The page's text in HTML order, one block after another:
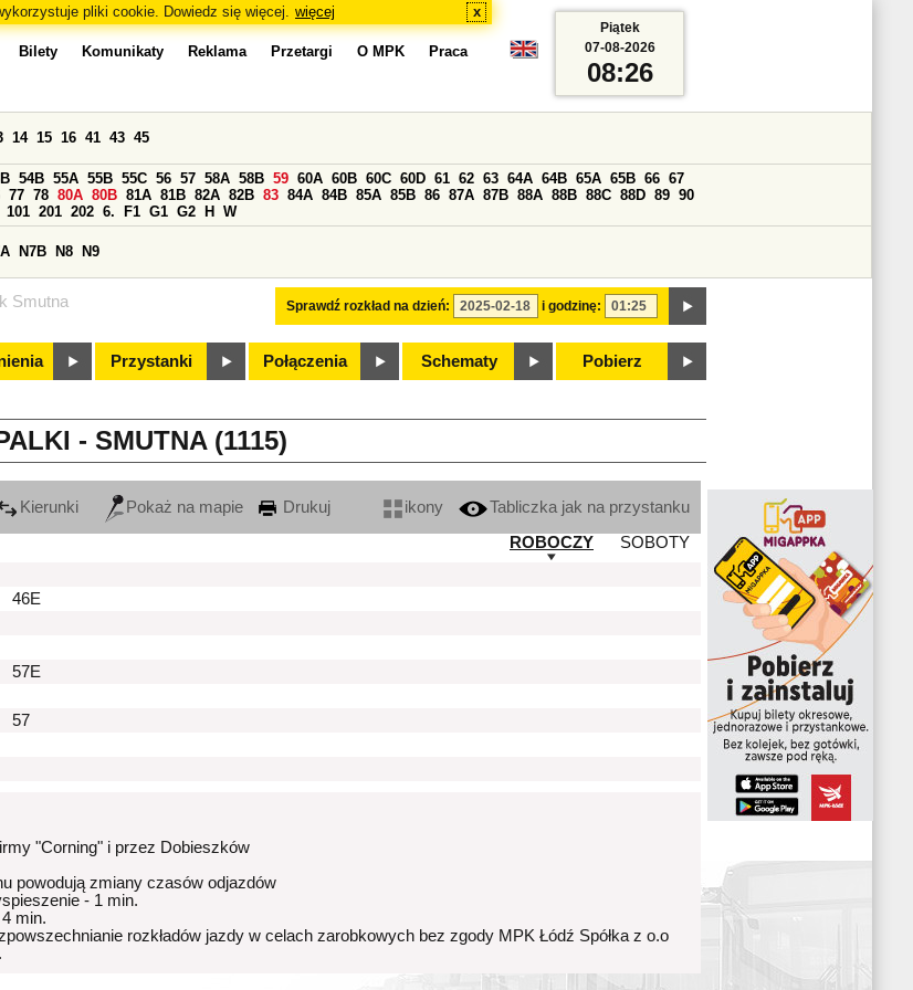
pliki cookie. Dowiedz się więcej. więcej x
Smutna
Bilety Komunikaty Reklama Przetargi O MPK Praca
Sprawdź rozkład na dzień: i godzinę:
14 15 16 41 43 45
54B 55A 55B 55C 56 57 58A 58B 59 60A 60B 60C 60D 61 62 63 64A 64B 65A 65B 66 67
77 78 80A 80B 81A 81B 82A 82B 83 84A 84B 85A 85B 86 87A 87B 88A 88B 88C 88D 89 90
101 201 202 6. F1 G1 G2 H W
N7B N8 N9
Przystanki Połączenia Schematy Pobierz
Piątek
07-08-2026
08:26
- SMUTNA (1115)
Kierunki Pokaż na mapie Drukuj ikony
Tabliczka jak na przystanku
ROBOCZY
SOBOTY
46E
57E
57
"Corning" i przez Dobieszków
powodują zmiany czasów odjazdów
- 1 min.
min.
rozkładów jazdy w celach zarobkowych bez zgody MPK Łódź Spółka z o.o